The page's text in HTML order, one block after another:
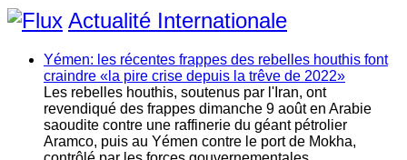
l’articleActualité Internationale
Yémen: les récentes frappes des rebelles houthis font
craindre «la pire crise depuis la trêve de 2022»
Les rebelles houthis, soutenus par l'Iran, ont
revendiqué des frappes dimanche 9 août en Arabie
saoudite contre une raffinerie du géant pétrolier
Aramco, puis au Yémen contre le port de Mokha,